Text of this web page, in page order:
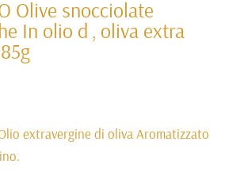
Olive snocciolate
In olio d ‚ oliva extra